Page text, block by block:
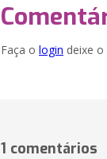
Faça o login deixe
1 comentários